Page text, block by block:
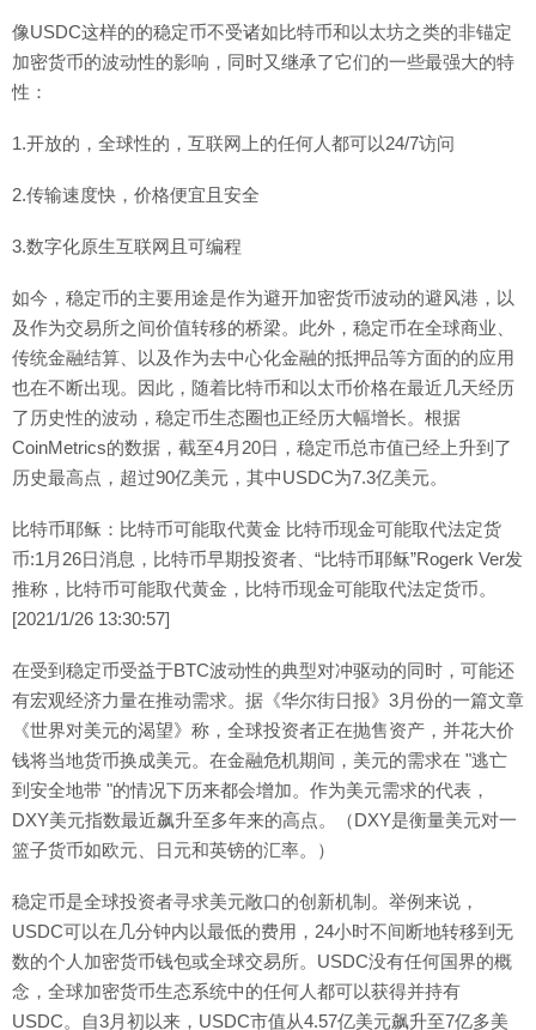
像USDC这样的的稳定币不受诸如比特币和以太坊之类的非锚定
加密货币的波动性的影响，同时又继承了它们的一些最强大的特
性：
1.开放的，全球性的，互联网上的任何人都可以24/7访问
2.传输速度快，价格便宜且安全
3.数字化原生互联网且可编程
如今，稳定币的主要用途是作为避开加密货币波动的避风港，以
及作为交易所之间价值转移的桥梁。此外，稳定币在全球商业、
传统金融结算、以及作为去中心化金融的抵押品等方面的的应用
也在不断出现。因此，随着比特币和以太币价格在最近几天经历
了历史性的波动，稳定币生态圈也正经历大幅增长。根据
CoinMetrics的数据，截至4月20日，稳定币总市值已经上升到了
历史最高点，超过90亿美元，其中USDC为7.3亿美元。
比特币耶稣：比特币可能取代黄金 比特币现金可能取代法定货
币:1月26日消息，比特币早期投资者、“比特币耶稣”Rogerk Ver发
推称，比特币可能取代黄金，比特币现金可能取代法定货币。
[2021/1/26 13:30:57]
在受到稳定币受益于BTC波动性的典型对冲驱动的同时，可能还
有宏观经济力量在推动需求。据《华尔街日报》3月份的一篇文章
《世界对美元的渴望》称，全球投资者正在抛售资产，并花大价
钱将当地货币换成美元。在金融危机期间，美元的需求在 "逃亡
到安全地带 "的情况下历来都会增加。作为美元需求的代表，
DXY美元指数最近飙升至多年来的高点。（DXY是衡量美元对一
篮子货币如欧元、日元和英镑的汇率。）
稳定币是全球投资者寻求美元敞口的创新机制。举例来说，
USDC可以在几分钟内以最低的费用，24小时不间断地转移到无
数的个人加密货币钱包或全球交易所。USDC没有任何国界的概
念，全球加密货币生态系统中的任何人都可以获得并持有
USDC。自3月初以来，USDC市值从4.57亿美元飙升至7亿多美